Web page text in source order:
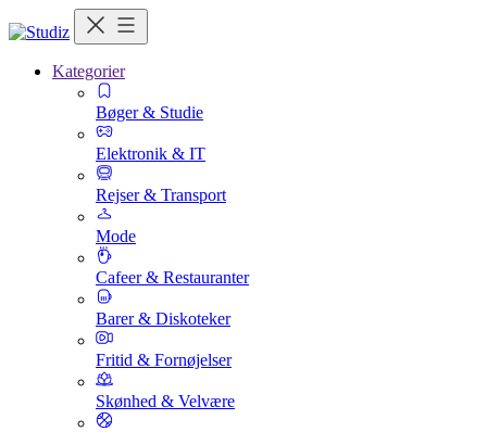
Kategorier
Bøger & Studie
Elektronik & IT
Rejser & Transport
Mode
Cafeer & Restauranter
Barer & Diskoteker
Fritid & Fornøjelser
Skønhed & Velvære